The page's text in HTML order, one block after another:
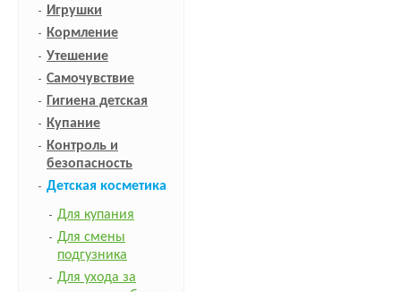
Игрушки
Кормление
Утешение
Самочувствие
Гигиена детская
Купание
Контроль и
безопасность
Детская косметика
Для купания
Для смены
подгузника
Для ухода за